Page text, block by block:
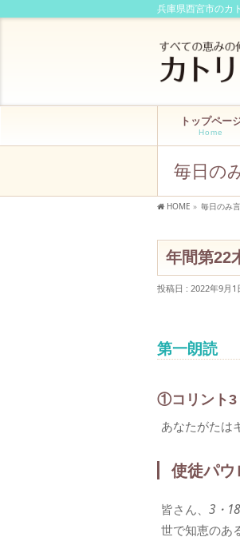
兵庫県西宮市のカ
トップペー
Home
毎日の
HOME » 毎日のみ
年間第22
投稿日 : 2022年9月1
第一朗読
①コリント3
あなたがたは
使徒パウ
皆さん、 3・18
世で知恵のあ